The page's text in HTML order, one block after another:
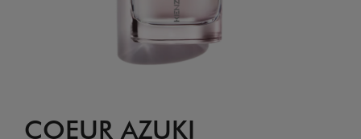
COEUR AZUKI